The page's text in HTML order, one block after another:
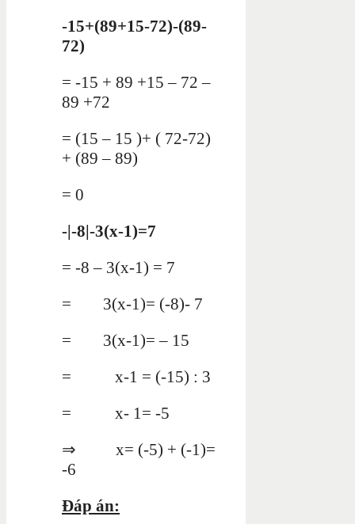
-15+(89+15-72)-(89-
72)
= -15 + 89 +15 – 72 –
89 +72
= (15 – 15 )+ ( 72-72)
+ (89 – 89)
= 0
-|-8|-3(x-1)=7
= -8 – 3(x-1) = 7
= 3(x-1)= (-8)- 7
= 3(x-1)= – 15
= x-1 = (-15) : 3
= x- 1= -5
⇒ x= (-5) + (-1)=
-6
Đáp án: